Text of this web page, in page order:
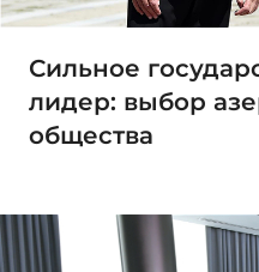
Сильное
лидер: выбор
общества